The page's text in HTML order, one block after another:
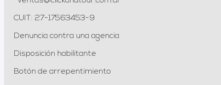
CUIT: 27-17563453-9
Denuncia contra una agencia
Disposición habilitante
Botón de arrepentimiento